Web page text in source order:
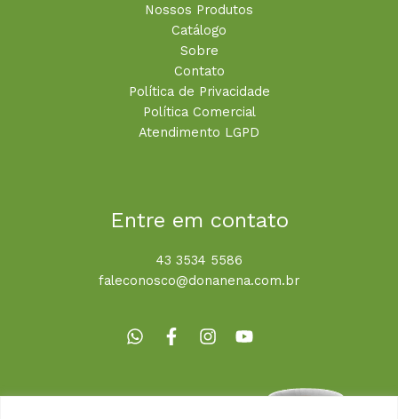
Nossos Produtos
Catálogo
Sobre
Contato
Política de Privacidade
Política Comercial
Atendimento LGPD
Entre em contato
43 3534 5586
faleconosco@donanena.com.br